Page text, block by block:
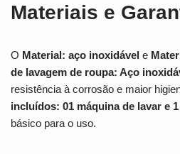
Materiais e
O Material: aço inoxidável e
de lavagem de roupa: Aço
resistência à corrosão e maior
incluídos: 01 máquina de lavar e
básico para o uso.